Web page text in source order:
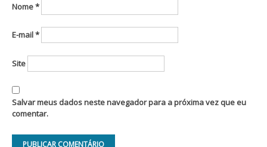
Nome*
E-mail*
Site
Salvar meus dados neste navegador para a próxima vez que eu
comentar.